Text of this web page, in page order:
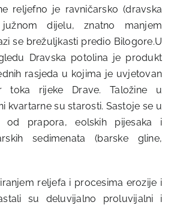
reljefno je ravničarsko (dravska
dijelu, znatno manjem
se brežuljkasti predio Bilogore.U
Dravska potolina je produkt
rasjeda u kojima je uvjetovan
toka rijeke Drave. Taložine u
kvartarne su starosti. Sastoje se u
od prapora, eolskih pijesaka i
sedimenata (barske gline,
reljefa i procesima erozije i
su deluvijalno proluvijalni i